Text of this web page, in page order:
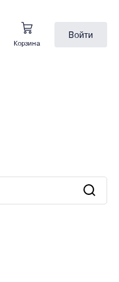
Корзина
Войти